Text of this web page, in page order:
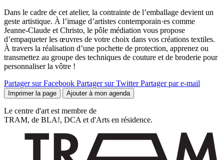
Dans le cadre de cet atelier, la contrainte de l’emballage devient un
geste artistique. À l’image d’artistes contemporain·es comme
Jeanne-Claude et Christo, le pôle médiation vous propose
d’empaqueter les œuvres de votre choix dans vos créations textiles.
À travers la réalisation d’une pochette de protection, apprenez ou
transmettez au groupe des techniques de couture et de broderie pour
personnaliser la vôtre !
Partager sur Facebook Partager sur Twitter Partager par e-mail
Imprimer la page Ajouter à mon agenda
Le centre d'art est membre de
TRAM, de BLA!, DCA et d'Arts en résidence.